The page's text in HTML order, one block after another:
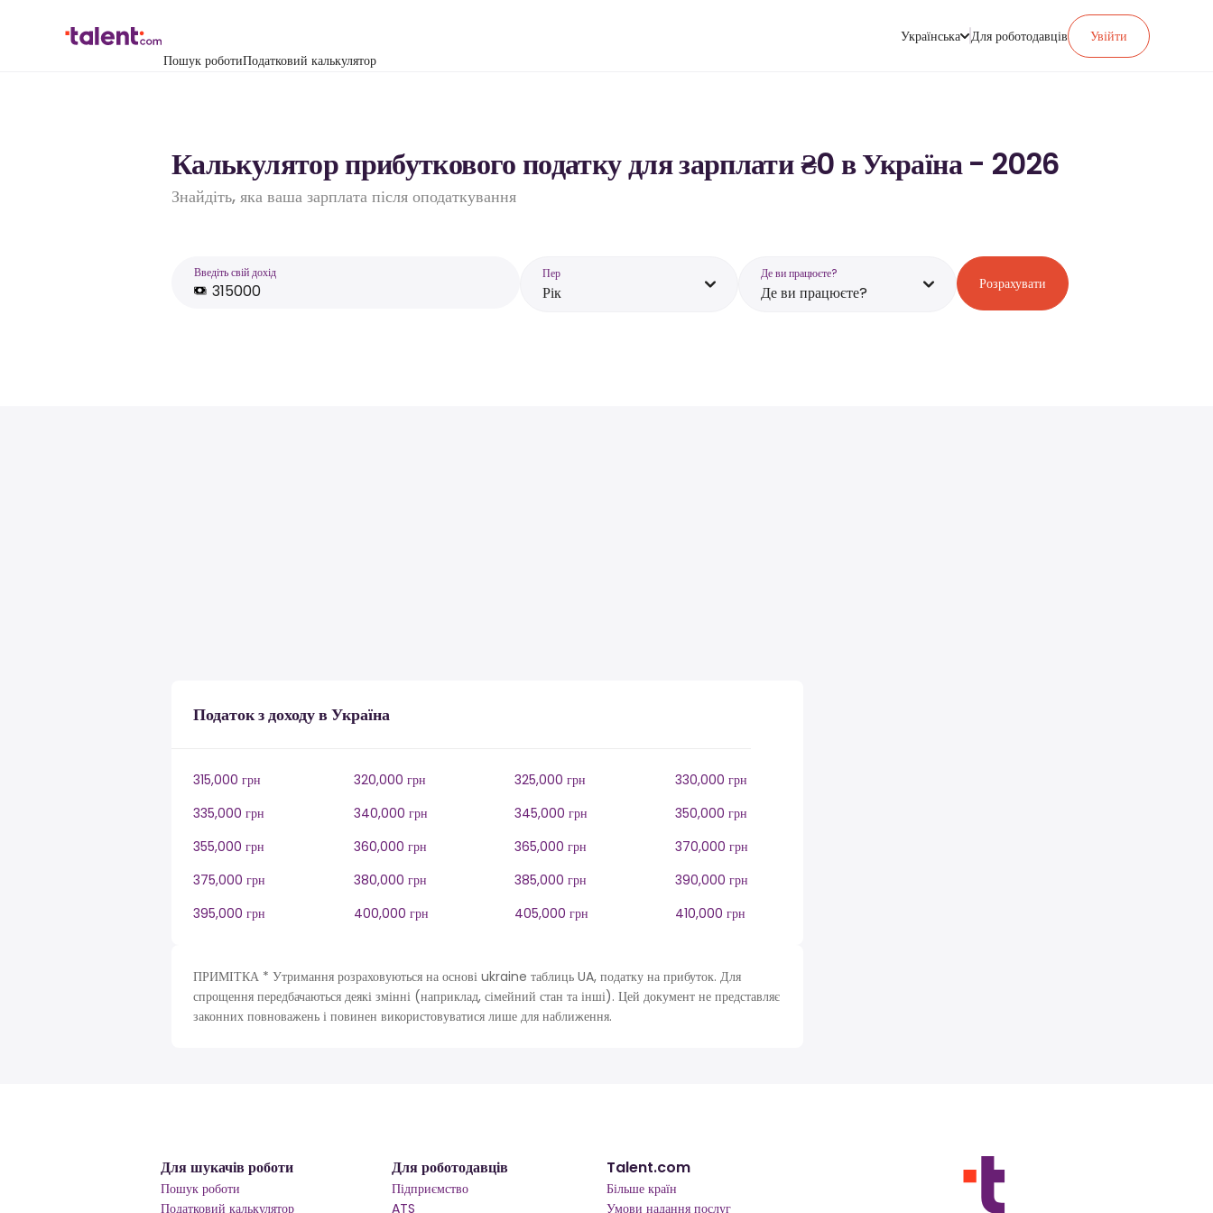
Пошук роботиПодатковий калькулятор
Українська Для роботодавців Увійти
Калькулятор прибуткового податку для зарплати ₴0 в Україна - 2026
Знайдіть, яка ваша зарплата після оподаткування
Введіть свій дохід Пер
Рік
Де ви працюєте?
Де ви працюєте? Розрахувати
Податок з доходу в Україна
315,000 грн 320,000 грн 325,000 грн
330,000 грн
335,000 грн
340,000 грн 345,000 грн
350,000 грн
355,000 грн
360,000 грн 365,000 грн
370,000 грн
375,000 грн
380,000 грн 385,000 грн
390,000 грн
395,000 грн
400,000 грн 405,000 грн 410,000 грн
ПРИМІТКА * Утримання розраховуються на основі ukraine таблиць UA, податку на прибуток. Для
спрощення передбачаються деякі змінні (наприклад, сімейний стан та інші). Цей документ не представляє
законних повноважень і повинен використовуватися лише для наближення.
Для шукачів роботи
Пошук роботи
Податковий калькулятор
Для роботодавців
Підприємство
ATS
Talent.com
Більше країн
Умови надання послуг